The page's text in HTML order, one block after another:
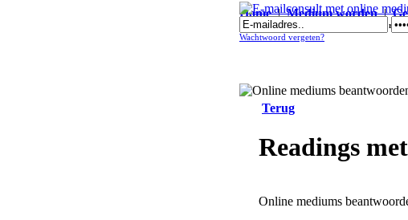
Home|Medium worden|
E-mailconsult met online medium Esther -
Wachtwoord vergeten?
Terug
Readings
Online mediums